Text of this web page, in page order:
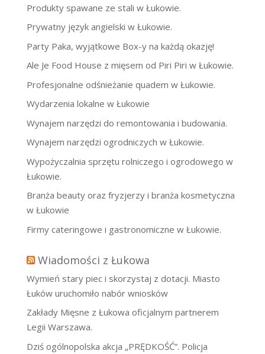
Produkty spawane ze stali w Łukowie.
Prywatny język angielski w Łukowie.
Party Paka, wyjątkowe Box-y na każdą okazję!
Ale Je Food House z mięsem od Piri Piri w Łukowie.
Profesjonalne odśnieżanie quadem w Łukowie.
Wydarzenia lokalne w Łukowie
Wynajem narzędzi do remontowania i budowania.
Wynajem narzędzi ogrodniczych w Łukowie.
Wypożyczalnia sprzętu rolniczego i ogrodowego w
Łukowie.
Branża beauty oraz fryzjerzy i branża kosmetyczna
w Łukowie
Firmy cateringowe i gastronomiczne w Łukowie.
Wiadomości z Łukowa
Wymień stary piec i skorzystaj z dotacji. Miasto
Łuków uruchomiło nabór wniosków
Zakłady Mięsne z Łukowa oficjalnym partnerem
Legii Warszawa.
Dziś ogólnopolska akcja „PRĘDKOŚĆ”. Policja